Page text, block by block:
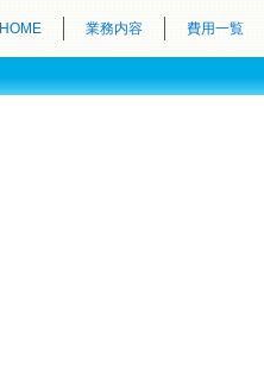
HOME 業務内容 費用一覧